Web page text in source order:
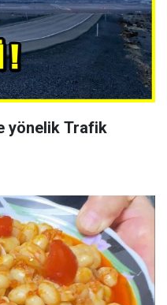
yönelik Trafik